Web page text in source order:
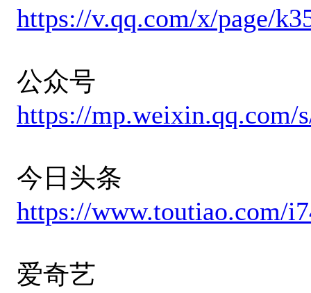
https://v.qq.com/x/page/
公众号
https://mp.weixin.qq.com/
今日头条
https://www.toutiao.com/
爱奇艺